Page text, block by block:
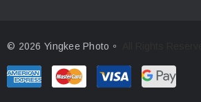
© 2026 Yingkee Photo。